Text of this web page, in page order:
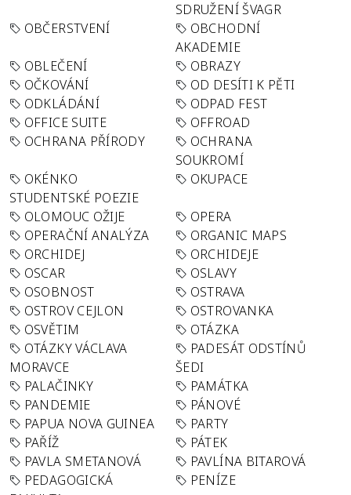
SDRUŽENÍ ŠVAGR
OBČERSTVENÍ
OBCHODNÍ
AKADEMIE
OBLEČENÍ
OBRAZY
OČKOVÁNÍ
OD DESÍTI K PĚTI
ODKLÁDÁNÍ
ODPAD FEST
OFFICE SUITE
OFFROAD
OCHRANA PŘÍRODY
OCHRANA
SOUKROMÍ
OKÉNKO
STUDENTSKÉ POEZIE
OKUPACE
OLOMOUC OŽIJE
OPERA
OPERAČNÍ ANALÝZA
ORGANIC MAPS
ORCHIDEJ
ORCHIDEJE
OSCAR
OSLAVY
OSOBNOST
OSTRAVA
OSTROV CEJLON
OSTROVANKA
OSVĚTIM
OTÁZKA
OTÁZKY VÁCLAVA
MORAVCE
PADESÁT ODSTÍNŮ
ŠEDI
PALAČINKY
PAMÁTKA
PANDEMIE
PÁNOVÉ
PAPUA NOVA GUINEA
PARTY
PAŘÍŽ
PÁTEK
PAVLA SMETANOVÁ
PAVLÍNA BITAROVÁ
PEDAGOGICKÁ
PENÍZE